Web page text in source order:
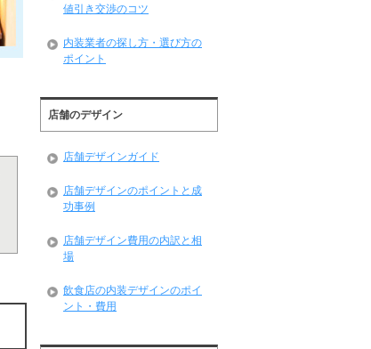
値引き交渉のコツ
内装業者の探し方・選び方の
ポイント
店舗のデザイン
店舗デザインガイド
店舗デザインのポイントと成
功事例
店舗デザイン費用の内訳と相
場
飲食店の内装デザインのポイ
ント・費用